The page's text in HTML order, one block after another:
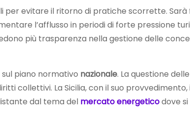
per evitare il ritorno di pratiche scorrette.
l’afflusso in periodi di forte pressione
più trasparenza nella gestione delle
piano normativo nazionale. La questione delle
collettivi. La Sicilia, con il suo provvedimento,
dal tema del mercato energeticodove